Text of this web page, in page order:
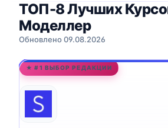
ТОП-8 Лучших
Моделлер
Обновлено 09.08.2026
★ #1 ВЫБОР РЕДАКЦИИ